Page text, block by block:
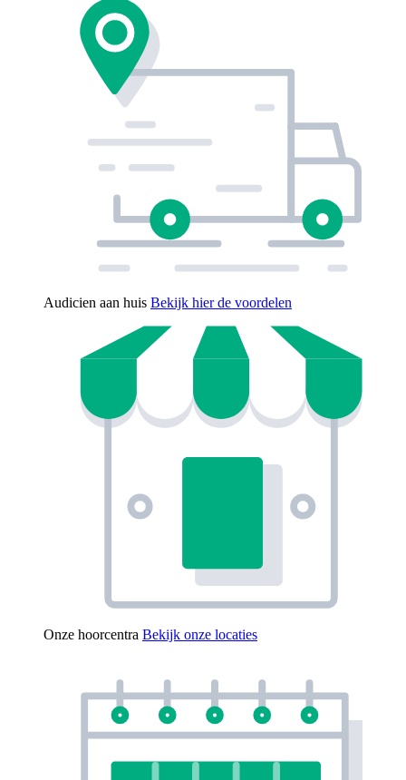
Audicien aan huis Bekijk hier de voordelen
Onze hoorcentra Bekijk onze locaties